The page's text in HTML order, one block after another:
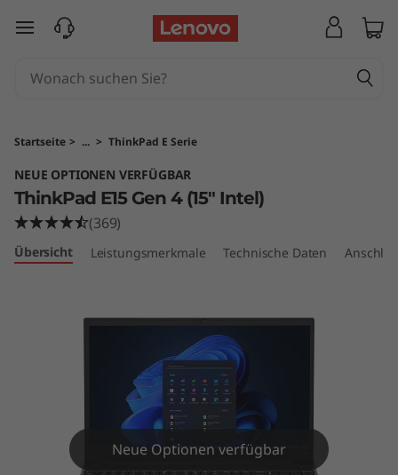
T
n
k
P
a
zum Hauptinhalt springen
Startseite > ... > ThinkPad E Serie
NEUE OPTIONEN VERFÜGBAR
ThinkPad E15 Gen 4 (15" Intel)
(369)
Übersicht Leistungsmerkmale Technische Daten
Neue Optionen verfügbar